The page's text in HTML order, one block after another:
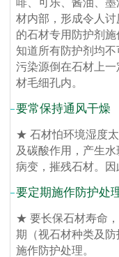
材内部，形成令人
的石材专用防护剂
知道所有防护剂均
污染源倒在石材上
材毛细孔内。
要常保持通风干燥
★ 石材怕环境湿度
及碳酸作用，产生
病变，摧残石材。因
要定期施作防护处
★ 要长保石材寿命
期（视石材种类及防
施作防护处理。